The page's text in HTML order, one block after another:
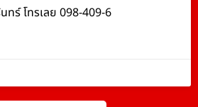
ทร์ โทรเลย 098-409-6